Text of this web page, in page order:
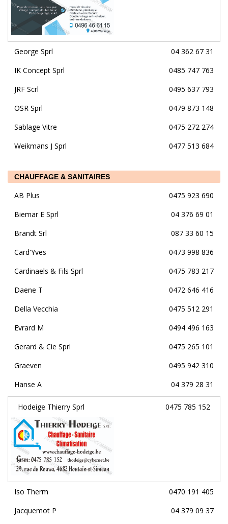
George Sprl
04 362 67 31
IK Concept Sprl
0485 747 763
JRF Scrl
0495 637 793
OSR Sprl
0479 873 148
Sablage Vitre
0475 272 274
Weikmans J Sprl
0477 513 684
CHAUFFAGE & SANITAIRES
AB Plus
0475 923 690
Biemar E Sprl
04 376 69 01
Brandt Srl
087 33 60 15
Card'Yves
0473 998 836
Cardinaels & Fils Sprl
0475 783 217
Daene T
0472 646 416
Della Vecchia
0475 512 291
Evrard M
0494 496 163
Gerard & Cie Sprl
0475 265 101
Graeven
0495 942 310
Hanse A
04 379 28 31
Hodeige Thierry Sprl 0475 785 152
Iso Therm
0470 191 405
Jacquemot P
04 379 09 37